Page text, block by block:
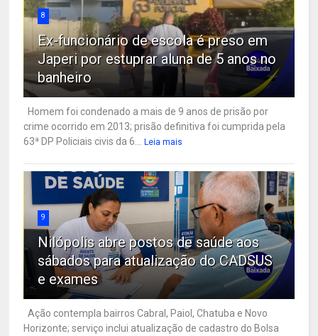
8
Ex-funcionário de escola é preso em
Japeri por estuprar aluna de 5 anos no
banheiro
Homem foi condenado a mais de 9 anos de prisão por
crime ocorrido em 2013; prisão definitiva foi cumprida pela
63ª DP Policiais civis da 6...
Leia mais
9
Nilópolis abre postos de saúde aos
sábados para atualização do CADSUS
e exames
Ação contempla bairros Cabral, Paiol, Chatuba e Novo
Horizonte; serviço inclui atualização de cadastro do Bolsa